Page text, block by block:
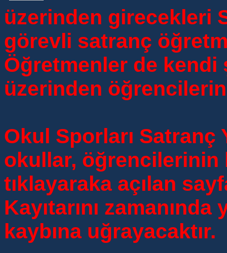
üzerinden girecekleri
görevli satranç
Öğretmenler de
üzerinden
Okul Sporları Satranç
okullar, öğrencilerinin
tıklayaraka açılan
Kayıtarını
kaybına uğrayacaktır.